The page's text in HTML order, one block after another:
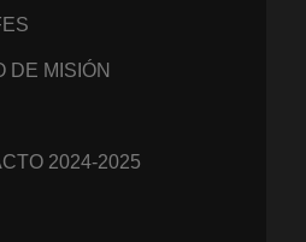
DE MISIÓN
2024-2025